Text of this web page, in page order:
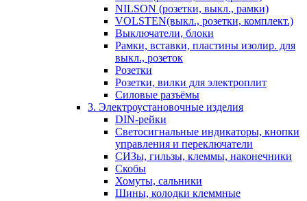
NILSON (розетки, выкл., рамки)
VOLSTEN(выкл., розетки, комплект.)
Выключатели, блоки
Рамки, вставки, пластины изолир. для
выкл., розеток
Розетки
Розетки, вилки для электроплит
Силовые разъёмы
3. Электроустановочные изделия
DIN-рейки
Светосигнальные индикаторы, кнопки
управления и переключатели
СИЗы, гильзы, клеммы, наконечники
Скобы
Хомуты, сальники
Шины, колодки клеммные